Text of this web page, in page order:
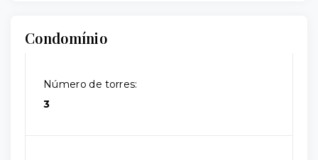
Condomínio
Número de torres:
3